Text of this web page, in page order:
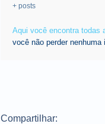
+ posts
Aqui você encontra todas
você não perder
Compartilhar: